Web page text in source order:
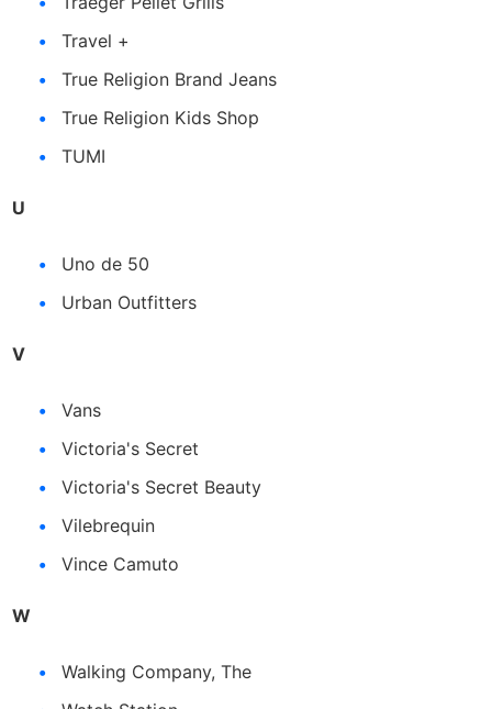
Travel +
True Religion Brand Jeans
True Religion Kids Shop
TUMI
U
Uno de 50
Urban Outfitters
V
Vans
Victoria's Secret
Victoria's Secret Beauty
Vilebrequin
Vince Camuto
W
Walking Company, The